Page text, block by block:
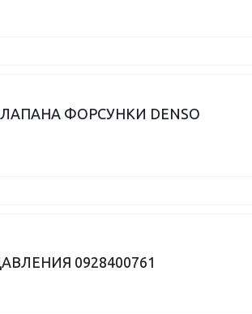
ФОРСУНКИ DENSO
0928400761